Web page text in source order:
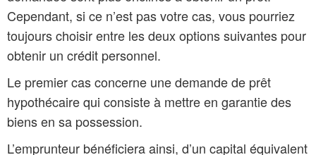
Cependant, si ce n’est pas votre cas, vous pourriez
toujours choisir entre les deux options suivantes pour
obtenir un crédit personnel.
Le premier cas concerne une demande de prêt
hypothécaire qui consiste à mettre en garantie des
biens en sa possession.
L’emprunteur bénéficiera ainsi, d’un capital équivalent